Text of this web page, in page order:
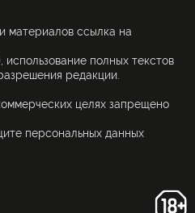
материалов ссылка на
полных текстов
редакции.
целях запрещено
персональных данных